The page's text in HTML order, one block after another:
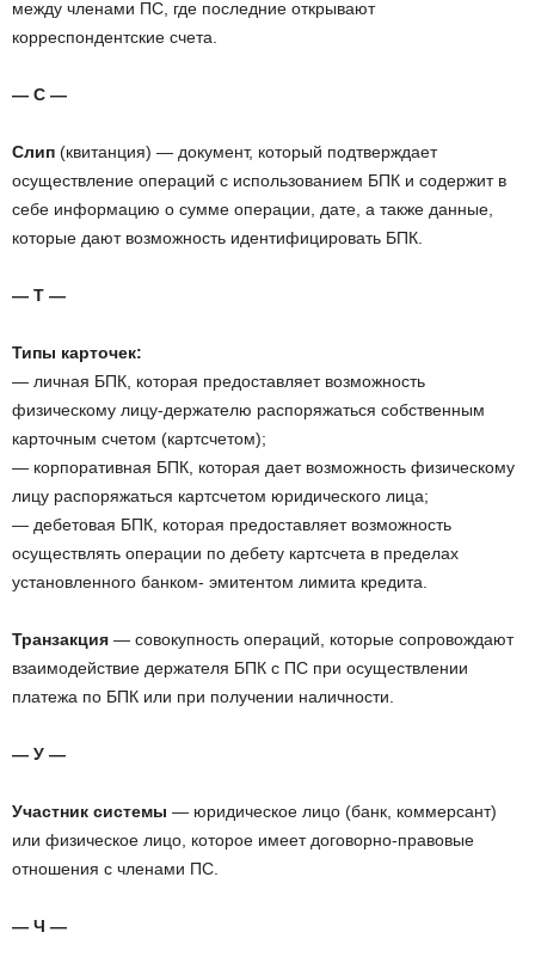
между членами ПС, где последние открывают
корреспондентские счета.
— С —
Слип (квитанция) — документ, который подтверждает
осуществление операций с использованием БПК и содержит в
себе информацию о сумме операции, дате, а также данные,
которые дают возможность идентифицировать БПК.
— Т —
Типы карточек:
— личная БПК, которая предоставляет возможность
физическому лицу-держателю распоряжаться собственным
карточным счетом (картсчетом);
— корпоративная БПК, которая дает возможность физическому
лицу распоряжаться картсчетом юридического лица;
— дебетовая БПК, которая предоставляет возможность
осуществлять операции по дебету картсчета в пределах
установленного банком- эмитентом лимита кредита.
Транзакция — совокупность операций, которые сопровождают
взаимодействие держателя БПК с ПС при осуществлении
платежа по БПК или при получении наличности.
— У —
Участник системы — юридическое лицо (банк, коммерсант)
или физическое лицо, которое имеет договорно-правовые
отношения с членами ПС.
— Ч —